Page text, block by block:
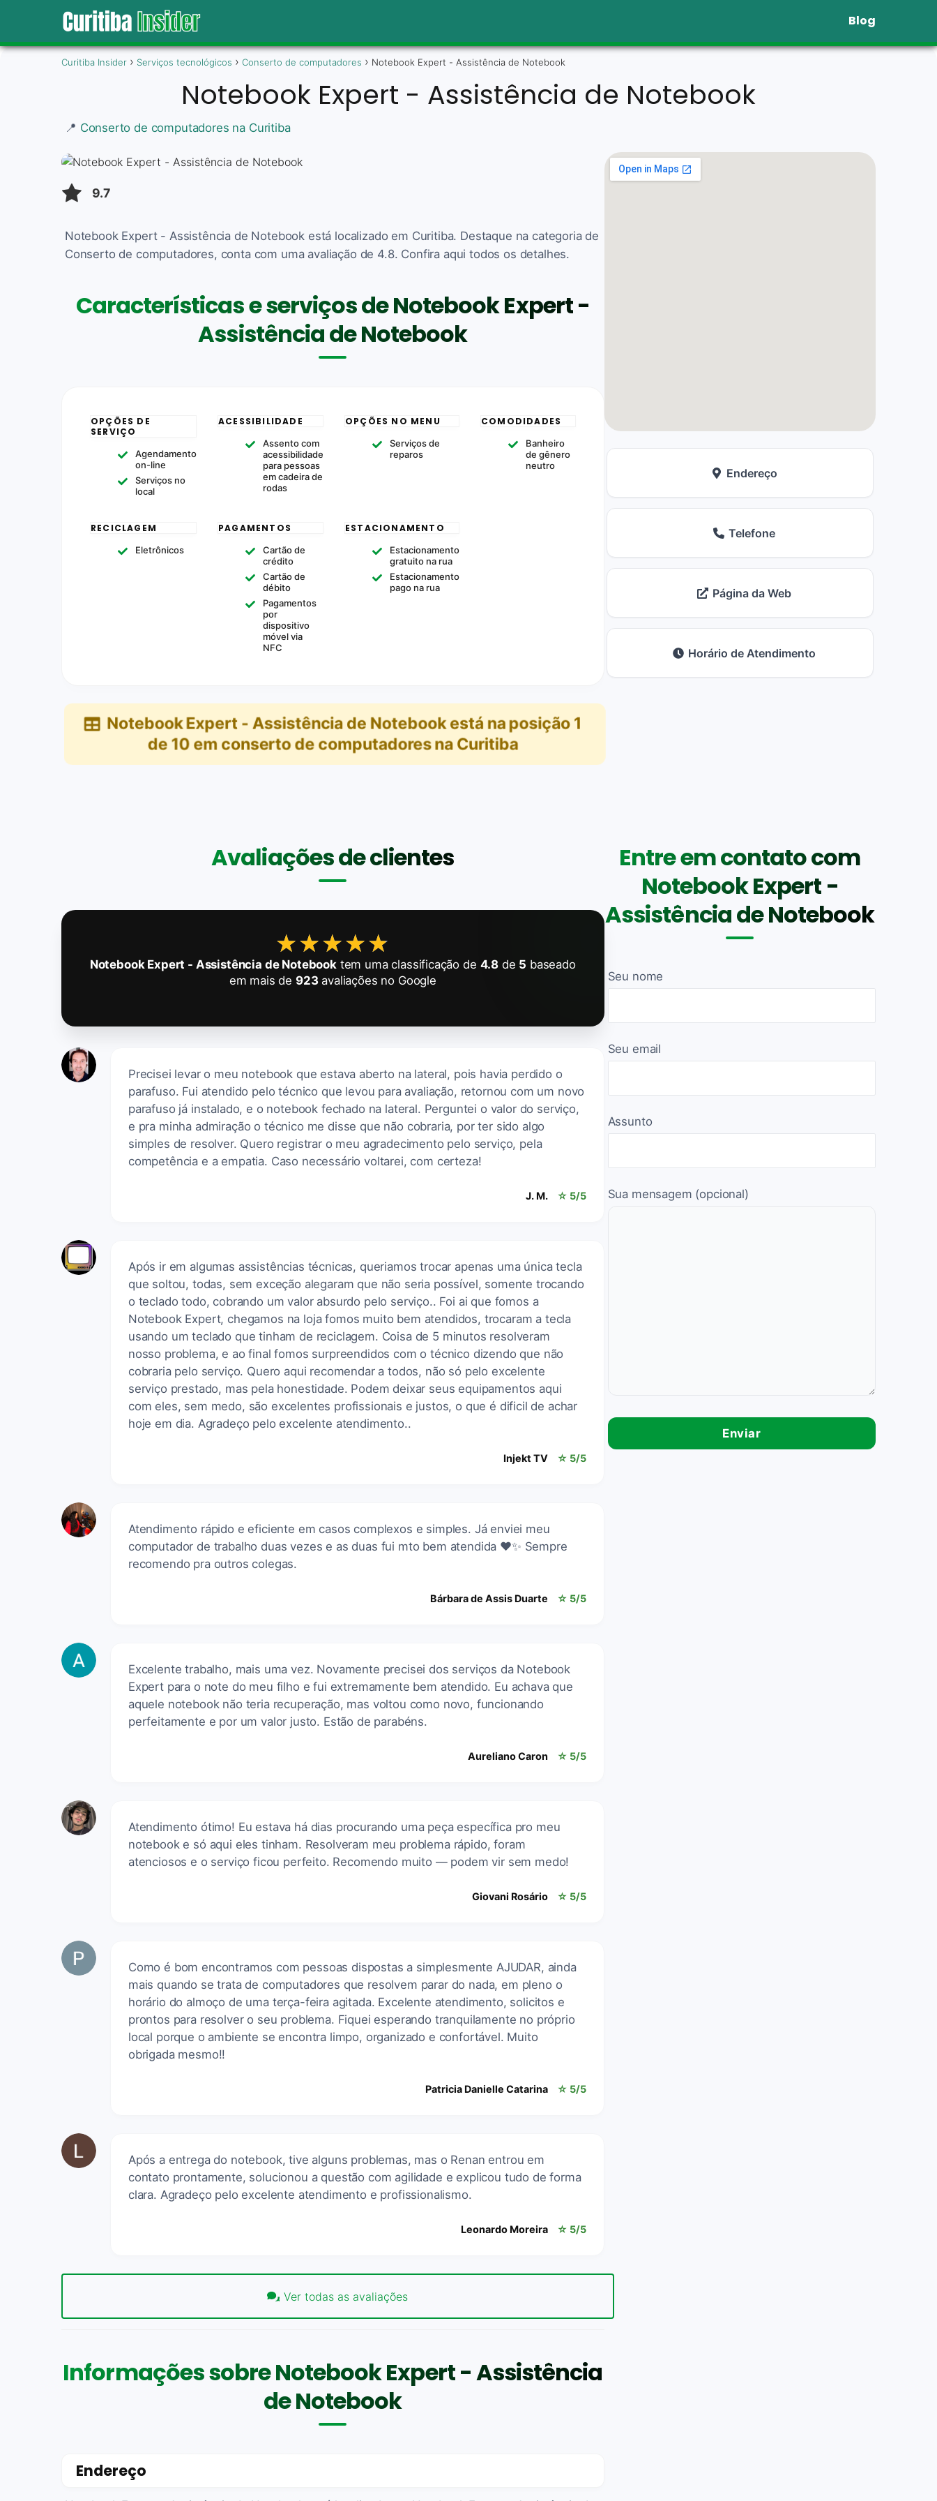
Blog
Curitiba Insider Serviços tecnológicos Conserto de computadores Notebook Expert - Assistência de Notebook
Notebook Expert - Assistência de Notebook
📍 Conserto de computadores na Curitiba
9.7
Notebook Expert - Assistência de Notebook está localizado em Curitiba. Destaque na categoria de
Conserto de computadores, conta com uma avaliação de 4.8. Confira aqui todos os detalhes.
Características e serviços de Notebook Expert -
Assistência de Notebook
OPÇÕES DE
SERVIÇO
Agendamento
on-line
Serviços no
local
ACESSIBILIDADE
Assento com
acessibilidade
para pessoas
em cadeira de
rodas
OPÇÕES NO MENU
Serviços de
reparos
COMODIDADES
Banheiro
de gênero
neutro
RECICLAGEM
Eletrônicos
PAGAMENTOS
Cartão de
crédito
Cartão de
débito
Pagamentos
por
dispositivo
móvel via
NFC
ESTACIONAMENTO
Estacionamento
gratuito na rua
Estacionamento
pago na rua
Notebook Expert - Assistência de Notebookestá na posição 1
de 10 em conserto de computadores na Curitiba
Endereço
Telefone
Página da Web
Horário de Atendimento
Avaliações de clientes
★★★★★
★★★★★
Notebook Expert - Assistência de Notebooktem uma classificação de 4.8 de 5 baseado
em mais de 923avaliações no Google
Precisei levar o meu notebook que estava aberto na lateral, pois havia perdido o
parafuso. Fui atendido pelo técnico que levou para avaliação, retornou com um novo
parafuso já instalado, e o notebook fechado na lateral. Perguntei o valor do serviço,
e pra minha admiração o técnico me disse que não cobraria, por ter sido algo
simples de resolver. Quero registrar o meu agradecimento pelo serviço, pela
competência e a empatia. Caso necessário voltarei, com certeza!
J. M. ☆ 5/5
Após ir em algumas assistências técnicas, queriamos trocar apenas uma única tecla
que soltou, todas, sem exceção alegaram que não seria possível, somente trocando
o teclado todo, cobrando um valor absurdo pelo serviço.. Foi ai que fomos a
Notebook Expert, chegamos na loja fomos muito bem atendidos, trocaram a tecla
usando um teclado que tinham de reciclagem. Coisa de 5 minutos resolveram
nosso problema, e ao final fomos surpreendidos com o técnico dizendo que não
cobraria pelo serviço. Quero aqui recomendar a todos, não só pelo excelente
serviço prestado, mas pela honestidade. Podem deixar seus equipamentos aqui
com eles, sem medo, são excelentes profissionais e justos, o que é dificil de achar
hoje em dia. Agradeço pelo excelente atendimento..
Injekt TV ☆ 5/5
Atendimento rápido e eficiente em casos complexos e simples. Já enviei meu
computador de trabalho duas vezes e as duas fui mto bem atendida ❤️✨ Sempre
recomendo pra outros colegas.
Bárbara de Assis Duarte ☆ 5/5
Excelente trabalho, mais uma vez. Novamente precisei dos serviços da Notebook
Expert para o note do meu filho e fui extremamente bem atendido. Eu achava que
aquele notebook não teria recuperação, mas voltou como novo, funcionando
perfeitamente e por um valor justo. Estão de parabéns.
Aureliano Caron ☆ 5/5
Atendimento ótimo! Eu estava há dias procurando uma peça específica pro meu
notebook e só aqui eles tinham. Resolveram meu problema rápido, foram
atenciosos e o serviço ficou perfeito. Recomendo muito — podem vir sem medo!
Giovani Rosário ☆ 5/5
Como é bom encontramos com pessoas dispostas a simplesmente AJUDAR, ainda
mais quando se trata de computadores que resolvem parar do nada, em pleno o
horário do almoço de uma terça-feira agitada. Excelente atendimento, solicitos e
prontos para resolver o seu problema. Fiquei esperando tranquilamente no próprio
local porque o ambiente se encontra limpo, organizado e confortável. Muito
obrigada mesmo!!
Patricia Danielle Catarina ☆ 5/5
Após a entrega do notebook, tive alguns problemas, mas o Renan entrou em
contato prontamente, solucionou a questão com agilidade e explicou tudo de forma
clara. Agradeço pelo excelente atendimento e profissionalismo.
Leonardo Moreira ☆ 5/5
Ver todas as avaliações
Informações sobre Notebook Expert - Assistência
de Notebook
Endereço
Entre em contato com
Notebook Expert -
Assistência de Notebook
Seu nome
Seu email
Assunto
Sua mensagem (opcional)